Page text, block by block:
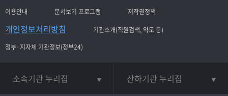
이용안내 문서보기 프로그램 저작권정책
개인정보처리방침
기관소개(직원검색, 약도 등)
정부·지자체 기관정보(정부24)
소속기관 누리집 산하기관 누리집